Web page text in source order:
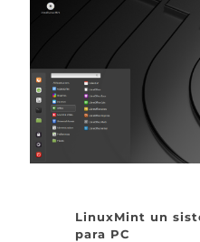
LinuxMint un
para PC